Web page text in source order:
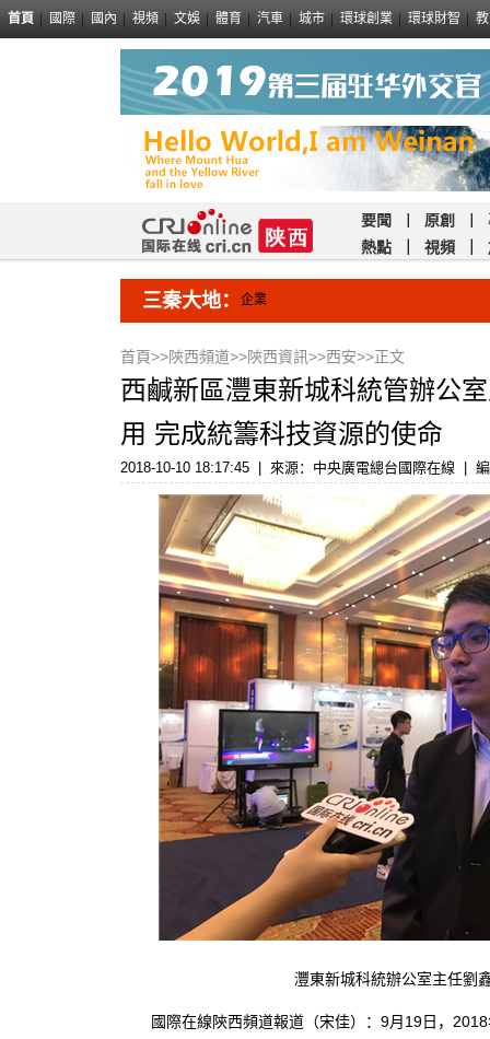
首頁 國際 國內 視頻 文娛 體育 汽車 城市 環球創業 環球財智
要聞 原創
熱點
視頻
三秦大地： 企業
首頁>>陝西頻道>>陝西資訊>>西安>>正文
西鹹新區灃東新城科統管辦公
用 完成統籌科技資源的使命
2018-10-10 18:17:45 來源：中央廣電總台國際在線
灃東新城科統辦公室主任劉鑫
國際在線陝西頻道報道（宋佳）：9月19日，2018